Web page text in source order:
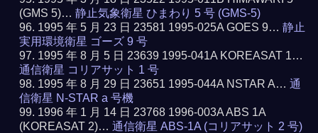
(GMS 5)…静止気象衛星 ひまわり 5 号 (GMS-5)
1995 年 5 月 23 日 23581 1995-025A GOES 9…静止
実用環境衛星 ゴーズ 9 号
1995 年 8 月 5 日 23639 1995-041A KOREASAT 1…
通信衛星 コリアサット 1 号
1995 年 8 月 29 日 23651 1995-044A NSTAR A…通
信衛星 N-STAR a 号機
1996 年 1 月 14 日 23768 1996-003A ABS 1A
(KOREASAT 2)…通信衛星 ABS-1A (コリアサット 2 号)